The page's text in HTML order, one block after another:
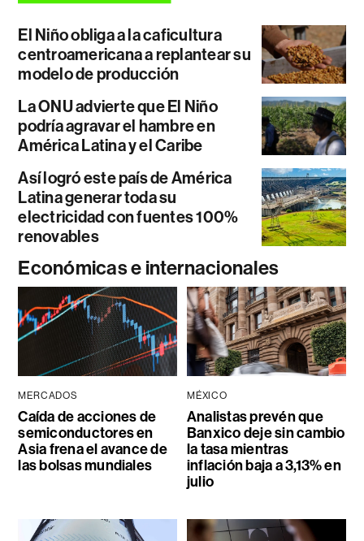
El Niño obliga a la caficultura
centroamericana a replantear su
modelo de producción
La ONU advierte que El Niño
podría agravar el hambre en
América Latina y el Caribe
Así logró este país de América
Latina generar toda su
electricidad con fuentes 100%
renovables
Económicas e internacionales
MERCADOS
Caída de acciones de
semiconductores en
Asia frena el avance de
las bolsas mundiales
MÉXICO
Analistas prevén que
Banxico deje sin cambio
la tasa mientras
inflación baja a 3,13% en
julio